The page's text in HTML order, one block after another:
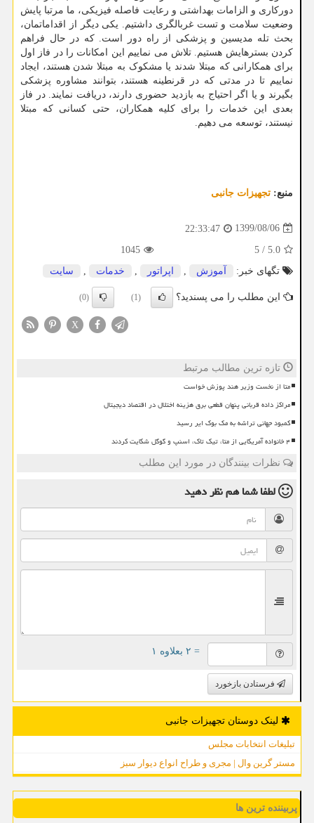
دورکاری و الزامات بهداشتی و رعایت فاصله فیزیکی، ما مرتبا پایش
وضعیت سلامت و تست غربالگری داشتیم. یکی دیگر از اقداماتمان،
بحث تله مدیسین و پزشکی از راه دور است. که در حال فراهم
کردن بسترهایش هستیم. تلاش می نماییم این امکانات را در فاز اول
برای همکارانی که مبتلا شدند یا مشکوک به مبتلا شدن هستند، ایجاد
نماییم تا در مدتی که در قرنطینه هستند، بتوانند مشاوره پزشکی
بگیرند و یا اگر احتیاج به بازدید حضوری دارند، دریافت نمایند. در فاز
بعدی این خدمات را برای کلیه همکاران، حتی کسانی که مبتلا
نیستند، توسعه می دهیم.
منبع: تجهیزات جانبی
1399/08/06
22:33:47
5.0
/
5
1045
تگهای خبر:
آموزش , اپراتور , خدمات , سایت
این مطلب را می پسندید؟ (1)
(0)
X
تازه ترین مطالب مرتبط
متا از نخست وزیر هند پوزش خواست
مراکز داده قربانی پنهان قطعی برق هزینه اختلال در اقتصاد دیجیتال
کمبود جهانی تراشه به مک بوک ایر رسید
۴ خانواده آمریکایی از متا، تیک تاک، اسنپ و گوگل شکایت کردند
نظرات بینندگان در مورد این مطلب
لطفا شما همنظر دهید
= ۲ بعلاوه ۱
فرستادن بازخورد
لینک دوستان تجهیزات جانبی
تبلیغات انتخابات مجلس
مستر گرین وال | مجری و طراح انواع دیوار سبز
پربیننده ترین ها